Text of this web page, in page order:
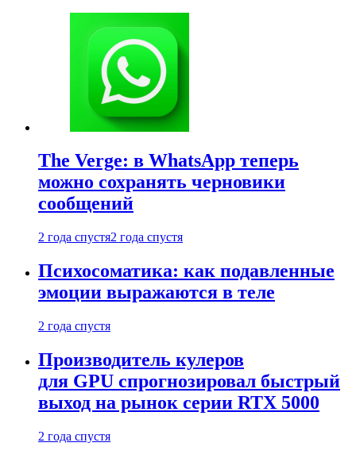
The Verge: в WhatsApp теперь
можно сохранять черновики
сообщений
2 года спустя2 года спустя
Психосоматика: как подавленные
эмоции выражаются в теле
2 года спустя
Производитель кулеров
для GPU спрогнозировал быстрый
выход на рынок серии RTX 5000
2 года спустя